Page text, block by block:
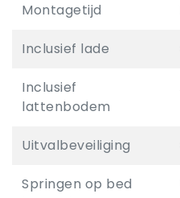
Montagetijd
Inclusief lade
Inclusief
lattenbodem
Uitvalbeveiliging
Springen op bed